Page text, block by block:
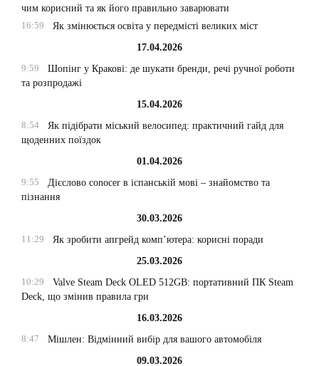
чим корисний та як його правильно заварювати
16:59
Як змінюється освіта у передмісті великих міст
17.04.2026
9:59
Шопінг у Кракові: де шукати бренди, речі ручної роботи
та розпродажі
15.04.2026
8:54
Як підібрати міський велосипед: практичний гайд для
щоденних поїздок
01.04.2026
9:55
Дієслово conocer в іспанській мові – знайомство та
пізнання
30.03.2026
11:29
Як зробити апгрейд комп’ютера: корисні поради
25.03.2026
10:29
Valve Steam Deck OLED 512GB: портативний ПК Steam
Deck, що змінив правила гри
16.03.2026
8:47
Мішлен: Відмінний вибір для вашого автомобіля
09.03.2026